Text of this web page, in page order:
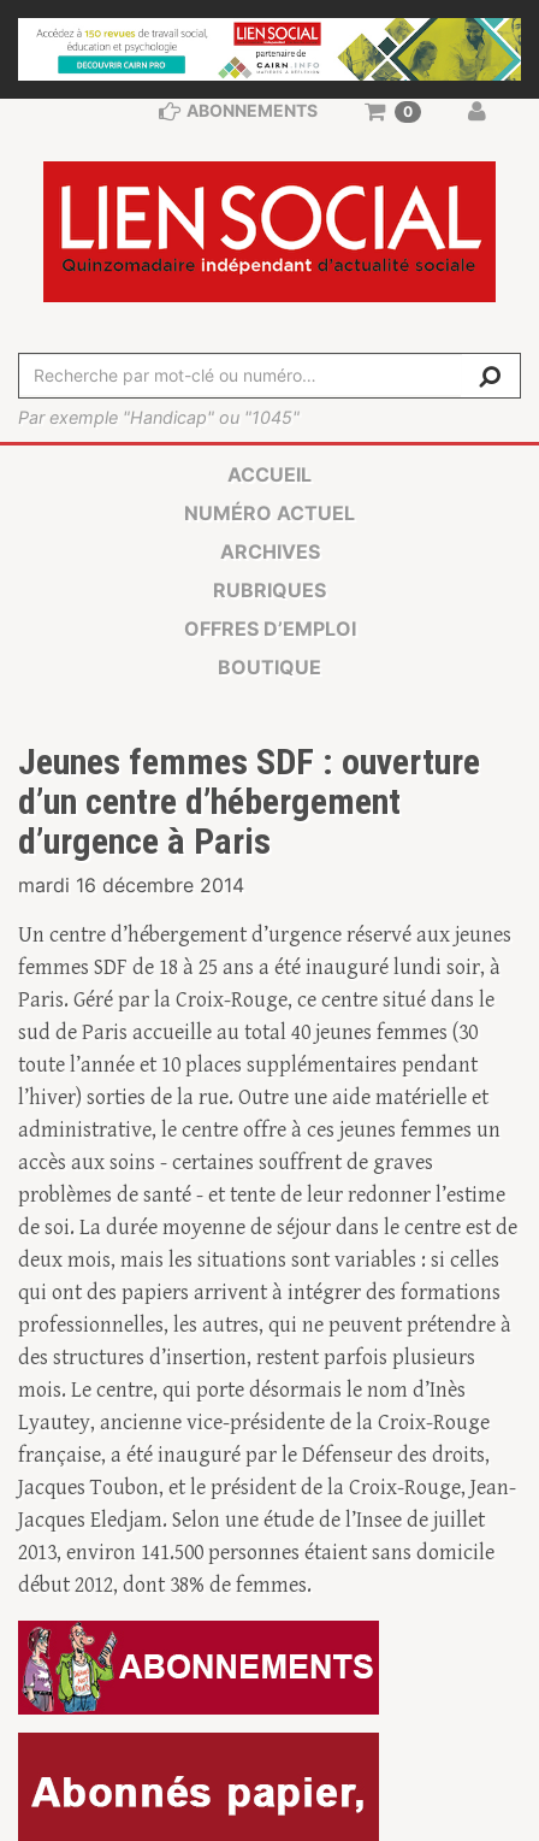
Par exemple "Handicap" ou "1045"
ABONNEMENTS 0
ACCUEIL
NUMÉRO ACTUEL
ARCHIVES
RUBRIQUES
OFFRES D’EMPLOI
BOUTIQUE
Jeunes femmes SDF : ouverture
d’un centre d’hébergement
d’urgence à Paris
mardi 16 décembre 2014
Un centre d’hébergement d’urgence réservé aux jeunes
femmes SDF de 18 à 25 ans a été inauguré lundi soir, à
Paris. Géré par la Croix-Rouge, ce centre situé dans le
sud de Paris accueille au total 40 jeunes femmes (30
toute l’année et 10 places supplémentaires pendant
l’hiver) sorties de la rue. Outre une aide matérielle et
administrative, le centre offre à ces jeunes femmes un
accès aux soins - certaines souffrent de graves
problèmes de santé - et tente de leur redonner l’estime
de soi. La durée moyenne de séjour dans le centre est de
deux mois, mais les situations sont variables : si celles
qui ont des papiers arrivent à intégrer des formations
professionnelles, les autres, qui ne peuvent prétendre à
des structures d’insertion, restent parfois plusieurs
mois. Le centre, qui porte désormais le nom d’Inès
Lyautey, ancienne vice-présidente de la Croix-Rouge
française, a été inauguré par le Défenseur des droits,
Jacques Toubon, et le président de la Croix-Rouge, Jean-
Jacques Eledjam. Selon une étude de l’Insee de juillet
2013, environ 141.500 personnes étaient sans domicile
début 2012, dont 38% de femmes.